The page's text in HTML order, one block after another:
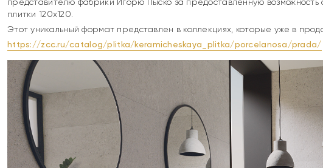
плитки 120х120.
Этот уникальный формат представлен в коллекциях, которые уже в
https://zcc.ru/catalog/plitka/keramicheskaya_plitka/porcelanosa/prada/